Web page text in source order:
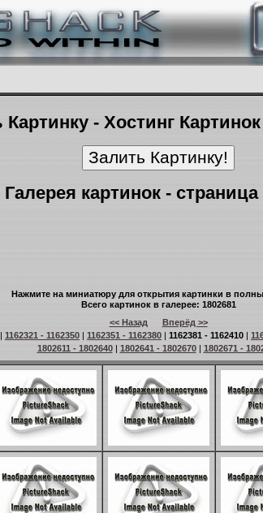
Картинку - Хостинг
Галерея картинок - страница
Нажмите на миниатюру для открытия картинки в
Всего картинок в галерее: 1802681
<< Назад
Вперёд >>
1162321 - 1162350 | 1162351 - 1162380 | 1162381 - 1162410 |
1802611 - 1802640| 1802641 - 1802670| 1802671 -